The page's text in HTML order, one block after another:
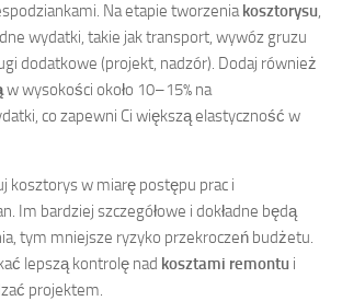
Na etapie tworzenia kosztorysu
wydatki, takie jak transport, wywóz gruzu
dodatkowe (projekt, nadzór). Dodaj również
w wysokości około 10–15% na
co zapewni Ci większą elastyczność w
kosztorys w miarę postępu prac i
Im bardziej szczegółowe i dokładne będą
tym mniejsze ryzyko przekroczeń budżetu.
lepszą kontrolę nad kosztami remontu i
projektem.